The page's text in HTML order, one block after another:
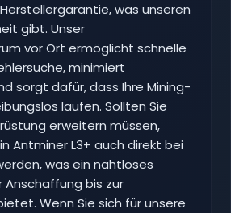
was unseren
gibt. Unser
vor Ort ermöglicht schnelle
minimiert
sorgt dafür, dass Ihre Mining-
laufen. Sollten Sie
erweitern müssen,
Antminer L3+ auch direkt bei
was ein nahtloses
Anschaffung bis zur
Wenn Sie sich für unsere